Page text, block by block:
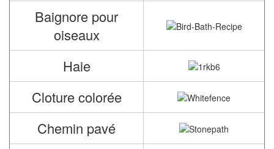
Baignore pour
oiseaux
Haie
Cloture colorée
Chemin pavé